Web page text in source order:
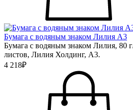
Бумага с водяным знаком Лилия А3
Бумага с водяным знаком Лилия, 80
листов, Лилия Холдинг, А3.
4 218₽